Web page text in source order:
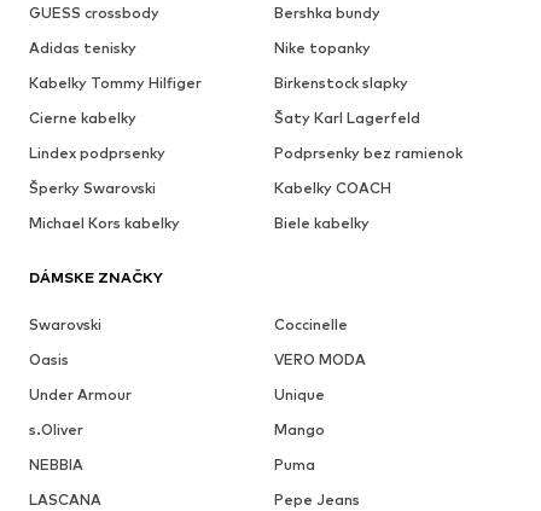
GUESS crossbody
Bershka bundy
Adidas tenisky
Nike topanky
Kabelky Tommy Hilfiger
Birkenstock slapky
Cierne kabelky
Šaty Karl Lagerfeld
Lindex podprsenky
Podprsenky bez ramienok
Šperky Swarovski
Kabelky COACH
Michael Kors kabelky
Biele kabelky
DÁMSKE ZNAČKY
Swarovski
Coccinelle
Oasis
VERO MODA
Under Armour
Unique
s.Oliver
Mango
NEBBIA
Puma
LASCANA
Pepe Jeans